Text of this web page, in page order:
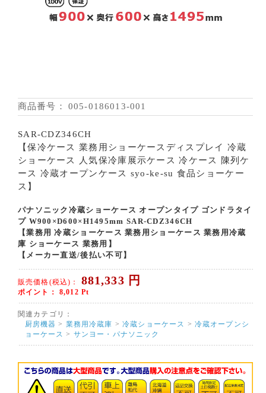
商品番号： 005-0186013-001
SAR-CDZ346CH
【保冷ケース 業務用ショーケースディスプレイ 冷蔵
ショーケース 人気保冷庫展示ケース 冷ケース 陳列ケ
ース 冷蔵オープンケース syo-ke-su 食品ショーケー
ス】
パナソニック冷蔵ショーケース オープンタイプ ゴンドラタイ
プ W900×D600×H1495mm SAR-CDZ346CH
【業務用 冷蔵ショーケース 業務用ショーケース 業務用冷蔵
庫 ショーケース 業務用】
【メーカー直送/後払い不可】
販売価格(税込)： 881,333 円
ポイント： 8,012 Pt
関連カテゴリ：
厨房機器 > 業務用冷蔵庫 >冷蔵ショーケース > 冷蔵オープンシ
ョーケース > サンヨー・パナソニック